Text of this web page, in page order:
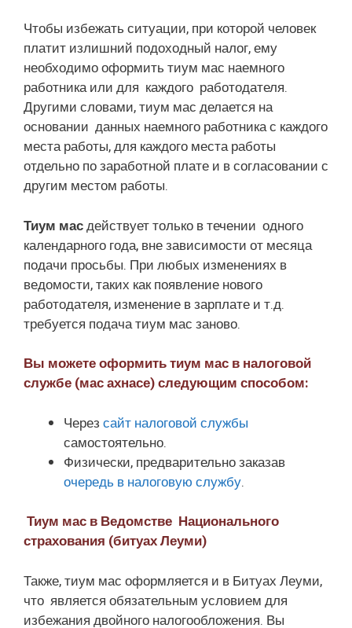
Чтобы избежать ситуации, при которой человек
платит излишний подоходный налог, ему
необходимо оформить тиум мас наемного
работника или для каждого работодателя.
Другими словами, тиум мас делается на
основании данных наемного работника с каждого
места работы, для каждого места работы
отдельно по заработной плате и в согласовании с
другим местом работы.
Тиум масдействует только в течении одного
календарного года, вне зависимости от месяца
подачи просьбы. При любых изменениях в
ведомости, таких как появление нового
работодателя, изменение в зарплате и т.д.
требуется подача тиум мас заново.
Вы можете оформить тиум мас в налоговой
службе (мас ахнасе) следующим способом:
Через сайт налоговой службы
самостоятельно.
Физически, предварительно заказав
очередь в налоговую службу.
Тиум мас в Ведомстве Национального
страхования (битуах Леуми)
Также, тиум мас оформляется и в Битуах Леуми,
что является обязательным условием для
избежания двойного налогообложения. Вы